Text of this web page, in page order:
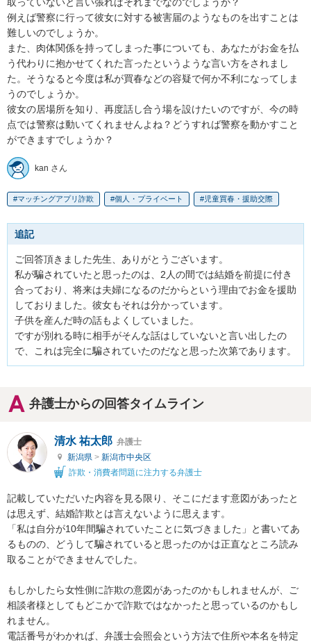
取っていないと言い張ればそれまでなのでしょうか？
例えば警察に行って彼女に対する被害届のようなものを出すことは
難しいのでしょうか。
また、肉体関係を持ってしまった事についても、あなたがお金を払
う代わりに抱かせてくれた言ったというような言い方をされまし
た。そうなると今度は私が買春などの容疑で何か不利になってしま
うのでしょうか。
彼女の居場所を知り、再度話し合う場を設けたいのですが、今の時
点では警察は動いてくれませんよね？どうすれば警察を動かすこと
ができますでしょうか？
kan さん
マッチングアプリ詐欺 個人・プライベート 児童買春・援助交際
追記
ご回答頂きました先生、ありがとうございます。
私が騙されていたと思ったのは、2人の間では結婚を前提に付き
合っており、将来は夫婦になるのだからという理由でお金を援助
しておりました。彼女もそれは分かっています。
子供を産んだ時の話もよくしていました。
ですが別れる時に相手がそんな話はしていないと言い出したの
で、これは完全に騙されていたのだなと思った次第であります。
弁護士からの回答タイムライン
清水 祐太郎 弁護士
新潟県 > 新潟市中央区
詐欺・消費者問題に注力する弁護士
記載していただいた内容を見る限り、そこにだます意図があったと
は思えず、結婚詐欺とは言えないように思えます。
「私は自分が10年間騙されていたことに気づきました」と書いてあ
るものの、どうして騙されていると思ったのかは正直なところ読み
取ることができませんでした。
もしかしたら女性側に詐欺の意図があったのかもしれませんが、ご
相談者様としてもどこかで詐欺ではなかったと思っているのかもし
れません。
電話番号がわかれば、弁護士会照会という方法で住所や本名を特定